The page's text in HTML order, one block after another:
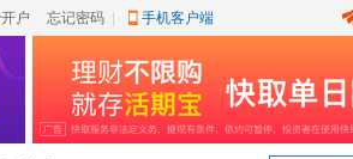
户 忘记密码 手机客户端